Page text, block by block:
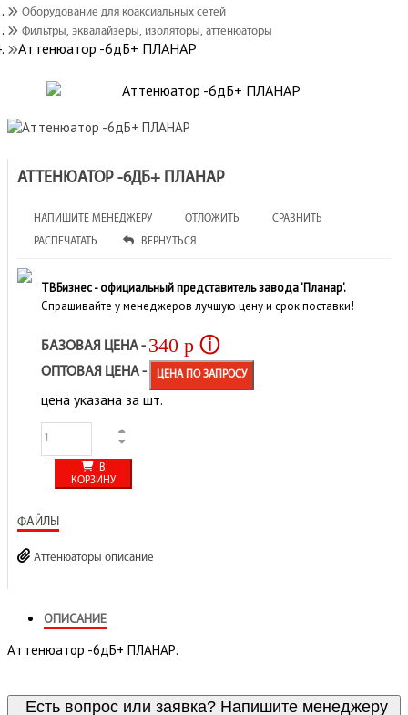
Оборудование для коаксиальных сетей
Фильтры, эквалайзеры, изоляторы, аттенюаторы
Аттенюатор -6дБ+ ПЛАНАР
АТТЕНЮАТОР -6ДБ+ ПЛАНАР
НАПИШИТЕ МЕНЕДЖЕРУ ОТЛОЖИТЬ СРАВНИТЬ
РАСПЕЧАТАТЬ ВЕРНУТЬСЯ
ТВБизнес - официальный представитель завода 'Планар'.
Спрашивайте у менеджеров лучшую цену и срок поставки!
БАЗОВАЯ ЦЕНА - 340 p ⓘ
ОПТОВАЯ ЦЕНА - ЦЕНА ПО ЗАПРОСУ
цена указана за шт.
В
КОРЗИНУ
ФАЙЛЫ
Аттенюаторы описание
ОПИСАНИЕ
Аттенюатор -6дБ+ ПЛАНАР.